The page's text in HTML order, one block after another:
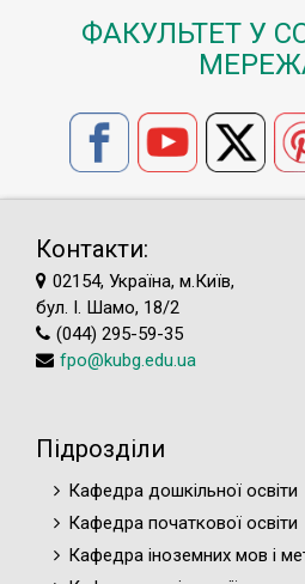
ФАКУЛЬТЕТ У
Контакти:
02154, Україна, м.Київ,
бул. І. Шамо, 18/2
(044) 295-59-35
fpo@kubg.edu.ua
Підрозділи
Кафедра дошкільної освіти
Кафедра початкової освіти
Кафедра іноземних мов і